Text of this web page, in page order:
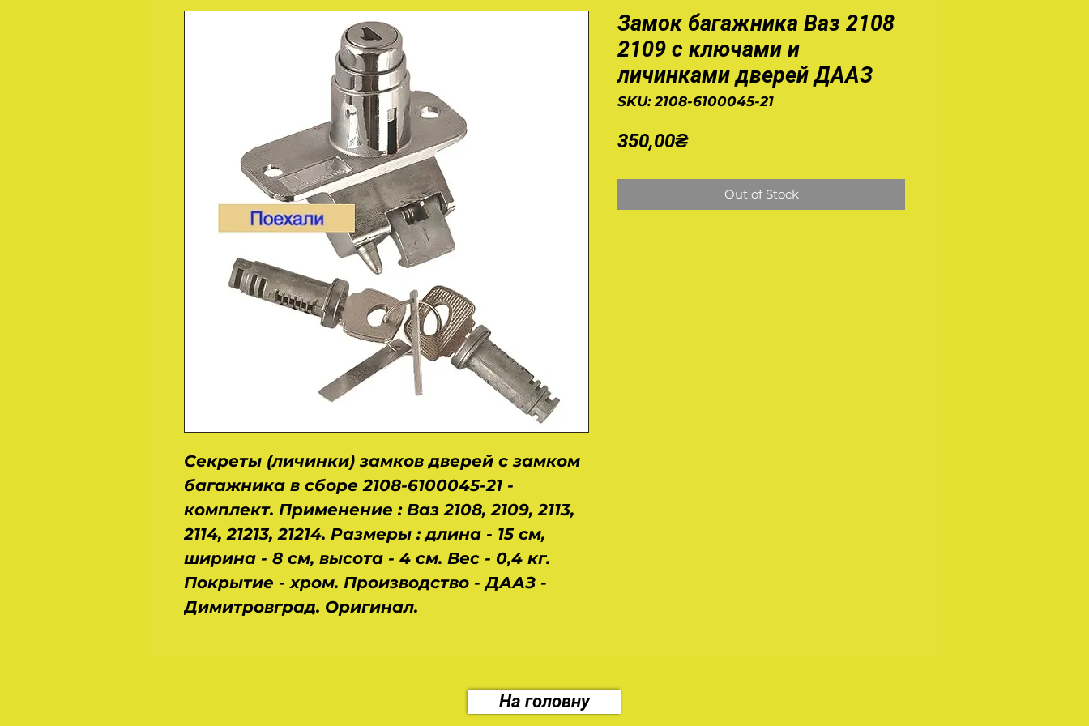
Секреты (личинки) замков дверей с замком
багажника в сборе 2108-6100045-21 -
комплект. Применение : Ваз 2108, 2109, 2113,
2114, 21213, 21214. Размеры : длина - 15 см,
ширина - 8 см, высота - 4 см. Вес - 0,4 кг.
Покрытие - хром. Производство - ДААЗ -
Димитровград. Оригинал.
Замок багажника Ваз 2108
2109 с ключами и
личинками дверей ДААЗ
SKU: 2108-6100045-21
350,00₴Price
Out of Stock
На головну